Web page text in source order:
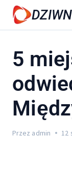
Przejdź
treści
5
Przez admin 12